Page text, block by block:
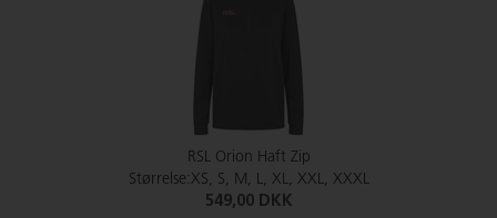
RSL Orion Haft Zip
Størrelse:XS, S, M, L, XL, XXL, XXXL
549,00 DKK